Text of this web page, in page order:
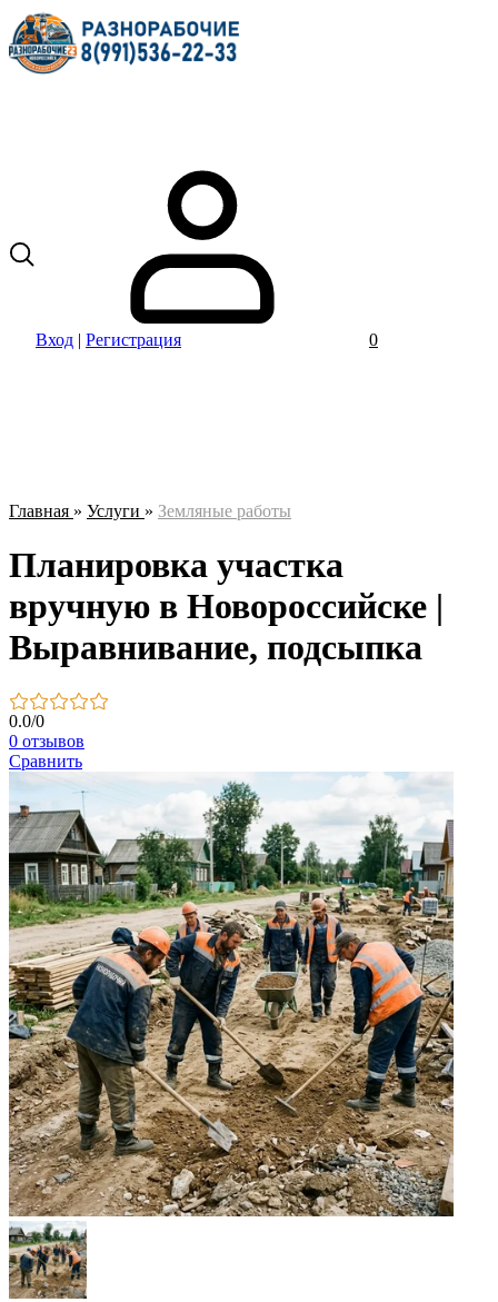
Вход | Регистрация 0
Главная » Услуги » Земляные работы
Планировка участка
вручную в Новороссийске |
Выравнивание, подсыпка
0.0/0
0 отзывов
Сравнить